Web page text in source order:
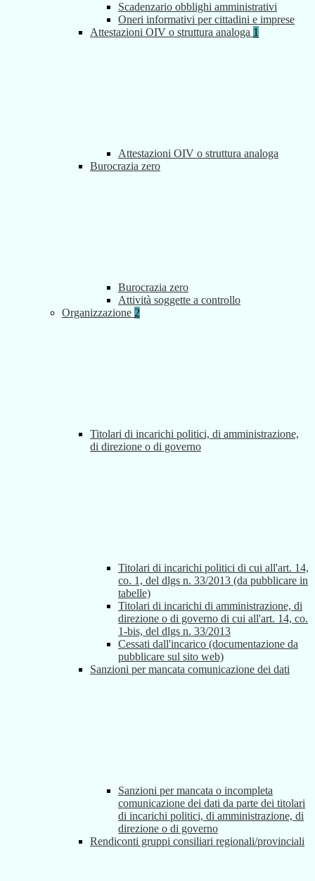
Scadenzario obblighi amministrativi
Oneri informativi per cittadini e imprese
Attestazioni OIV o struttura analoga 1
Attestazioni OIV o struttura analoga
Burocrazia zero
Burocrazia zero
Attività soggette a controllo
Organizzazione 2
Titolari di incarichi politici, di amministrazione,
di direzione o di governo
Titolari di incarichi politici di cui all'art. 14,
co. 1, del dlgs n. 33/2013 (da pubblicare in
tabelle)
Titolari di incarichi di amministrazione, di
direzione o di governo di cui all'art. 14, co.
1-bis, del dlgs n. 33/2013
Cessati dall'incarico (documentazione da
pubblicare sul sito web)
Sanzioni per mancata comunicazione dei dati
Sanzioni per mancata o incompleta
comunicazione dei dati da parte dei titolari
di incarichi politici, di amministrazione, di
direzione o di governo
Rendiconti gruppi consiliari regionali/provinciali